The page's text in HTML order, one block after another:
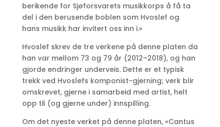
berikende for Sjøforsvarets musikkorps å få ta
del i den berusende boblen som Hvoslef og
hans musikk har invitert oss inn i.»
Hvoslef skrev de tre verkene på denne platen da
han var mellom 73 og 79 år (2012–2018), og han
gjorde endringer underveis. Dette er et typisk
trekk ved Hvoslefs komponist-gjerning; verk blir
omskrevet, gjerne i samarbeid med artist, helt
opp til (og gjerne under) innspilling.
Om det nyeste verket på denne platen, «Cantus